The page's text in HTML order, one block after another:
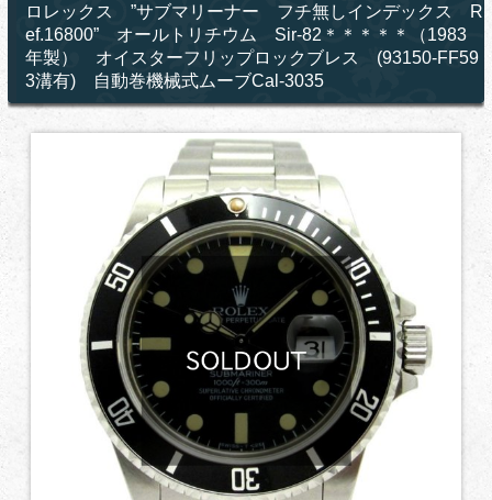
ロレックス ”サブマリーナー フチ無しインデックス R
ef.16800” オールトリチウム Sir-82＊＊＊＊＊（1983
年製） オイスターフリップロックブレス (93150‐FF59
3溝有) 自動巻機械式ムーブCal-3035